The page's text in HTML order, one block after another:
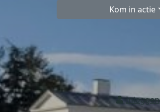
Kom in actie
Inloggen